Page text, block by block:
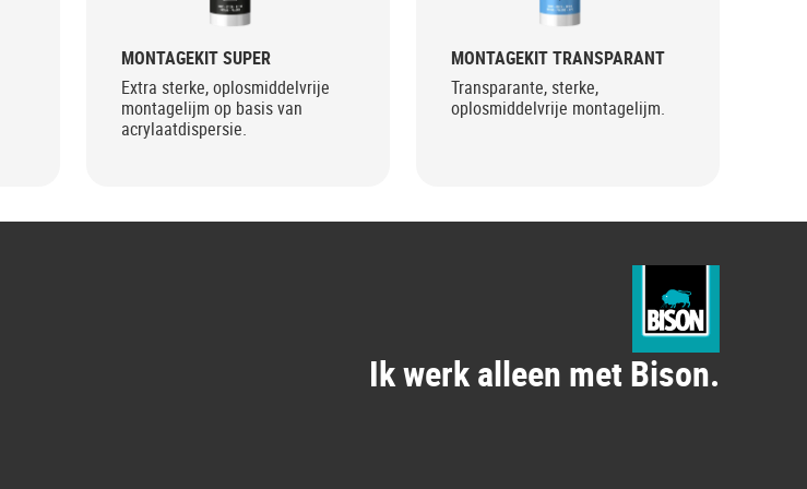
MONTAGEKIT SUPER
Extra sterke, oplosmiddelvrije
montagelijm op basis van
acrylaatdispersie.
MONTAGEKIT TRANSPARANT
Transparante, sterke,
oplosmiddelvrije montagelijm.
Ik werk alleen met Bison.